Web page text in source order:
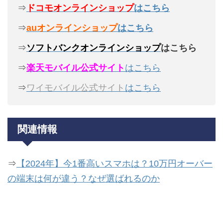
⇒ ドコモオンラインショップはこちら
⇒auオンラインショップはこちら
⇒ソフトバンクオンラインショップはこちら
⇒楽天モバイル公式サイト はこちら
⇒ワイモバイル公式サイト はこちら
関連情報
⇒ 【2024年】今1番高いスマホは？10万円オーバー
の端末は何が違う？なぜ選ばれるのか